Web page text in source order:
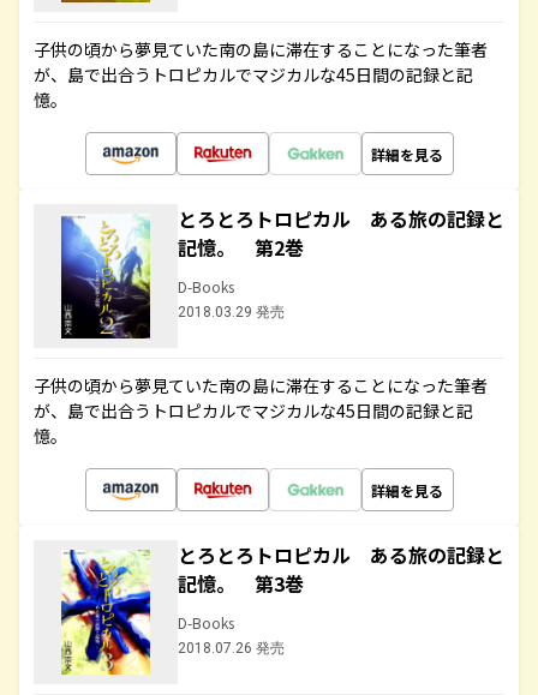
子供の頃から夢見ていた南の島に滞在することになった筆者
が、島で出合うトロピカルでマジカルな45日間の記録と記
憶。
詳細を見る
とろとろトロピカル ある旅の記録と
記憶。 第2巻
D-Books
2018.03.29 発売
子供の頃から夢見ていた南の島に滞在することになった筆者
が、島で出合うトロピカルでマジカルな45日間の記録と記
憶。
詳細を見る
とろとろトロピカル ある旅の記録と
記憶。 第3巻
D-Books
2018.07.26 発売